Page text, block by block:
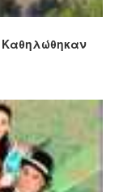
Καθηλώθηκαν